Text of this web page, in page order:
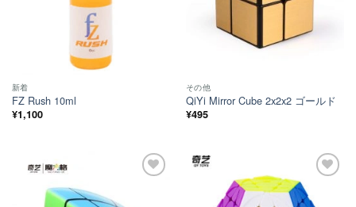
新着
FZ Rush 10ml
¥1,100
その他
QiYi Mirror Cube 2x2x2 ゴールド
¥495